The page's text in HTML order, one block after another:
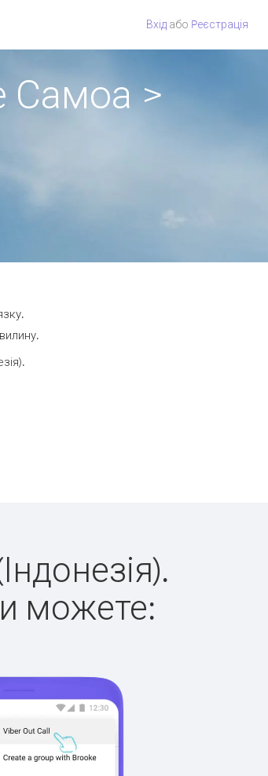
Вхід або Pеєстрація
Самоа >
можете: